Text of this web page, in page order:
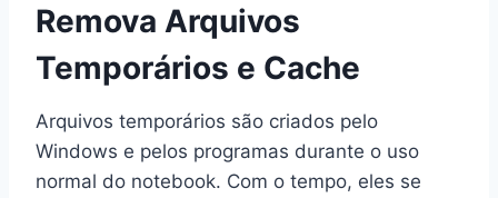
Remova Arquivos
Temporários e Cache
Arquivos temporários são criados pelo
Windows e pelos programas durante o uso
normal do notebook. Com o tempo, eles se